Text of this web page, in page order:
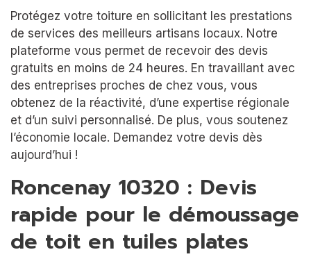
Protégez votre toiture en sollicitant les prestations
de services des meilleurs artisans locaux. Notre
plateforme vous permet de recevoir des devis
gratuits en moins de 24 heures. En travaillant avec
des entreprises proches de chez vous, vous
obtenez de la réactivité, d’une expertise régionale
et d’un suivi personnalisé. De plus, vous soutenez
l’économie locale. Demandez votre devis dès
aujourd’hui !
Roncenay 10320 : Devis
rapide pour le démoussage
de toit en tuiles plates